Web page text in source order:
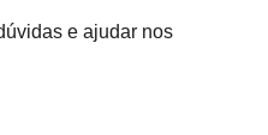
e ajudar nos